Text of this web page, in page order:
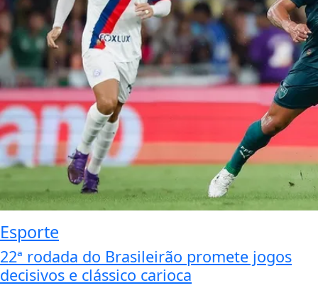
Esporte
22ª rodada do Brasileirão promete jogos
decisivos e clássico carioca